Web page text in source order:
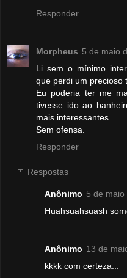
Responder
Morpheus 5 de maio
Li sem o mínimo
que perdi um precioso
Eu poderia ter me
tivesse ido ao
mais interessantes...
Sem ofensa.
Responder
Respostas
Anônimo 5 de
Huahsuahsuash
Anônimo 13 de
kkkk com certeza...